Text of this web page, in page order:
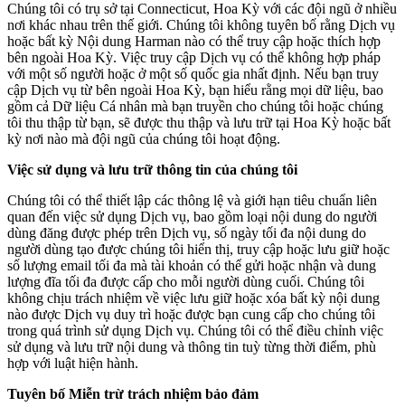
Chúng tôi có trụ sở tại Connecticut, Hoa Kỳ với các đội ngũ ở nhiều
nơi khác nhau trên thế giới. Chúng tôi không tuyên bố rằng Dịch vụ
hoặc bất kỳ Nội dung Harman nào có thể truy cập hoặc thích hợp
bên ngoài Hoa Kỳ. Việc truy cập Dịch vụ có thể không hợp pháp
với một số người hoặc ở một số quốc gia nhất định. Nếu bạn truy
cập Dịch vụ từ bên ngoài Hoa Kỳ, bạn hiểu rằng mọi dữ liệu, bao
gồm cả Dữ liệu Cá nhân mà bạn truyền cho chúng tôi hoặc chúng
tôi thu thập từ bạn, sẽ được thu thập và lưu trữ tại Hoa Kỳ hoặc bất
kỳ nơi nào mà đội ngũ của chúng tôi hoạt động.
Việc sử dụng và lưu trữ thông tin của chúng tôi
Chúng tôi có thể thiết lập các thông lệ và giới hạn tiêu chuẩn liên
quan đến việc sử dụng Dịch vụ, bao gồm loại nội dung do người
dùng đăng được phép trên Dịch vụ, số ngày tối đa nội dung do
người dùng tạo được chúng tôi hiển thị, truy cập hoặc lưu giữ hoặc
số lượng email tối đa mà tài khoản có thể gửi hoặc nhận và dung
lượng đĩa tối đa được cấp cho mỗi người dùng cuối. Chúng tôi
không chịu trách nhiệm về việc lưu giữ hoặc xóa bất kỳ nội dung
nào được Dịch vụ duy trì hoặc được bạn cung cấp cho chúng tôi
trong quá trình sử dụng Dịch vụ. Chúng tôi có thể điều chỉnh việc
sử dụng và lưu trữ nội dung và thông tin tuỳ từng thời điểm, phù
hợp với luật hiện hành.
Tuyên bố Miễn trừ trách nhiệm bảo đảm